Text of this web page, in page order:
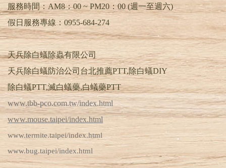
服務時間：AM8：00 ~ PM20：00 (週一至週六)
假日服務專線：0955-684-274
天兵除白蟻除蟲有限公司
天兵除白蟻防治公司台北推薦PTT,除白蟻DIY
除白蟻PTT,滅白蟻藥,白蟻藥PTT
www.tbb-pco.com.tw/index.html
www.mouse.taipei/index.html
www.termite.taipei/index.html
www.bug.taipei/index.html